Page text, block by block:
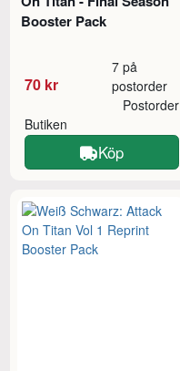
Booster Pack
70 kr
7 på
postorder
Butiken
Postorder
Köp